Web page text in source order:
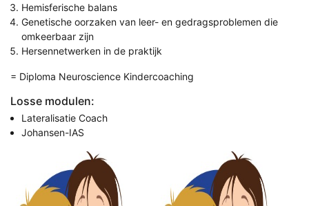
Hemisferische balans
Genetische oorzaken van leer- en gedragsproblemen die
omkeerbaar zijn
Hersennetwerken in de praktijk
= Diploma Neuroscience Kindercoaching
Losse modulen:
Lateralisatie Coach
Johansen-IAS